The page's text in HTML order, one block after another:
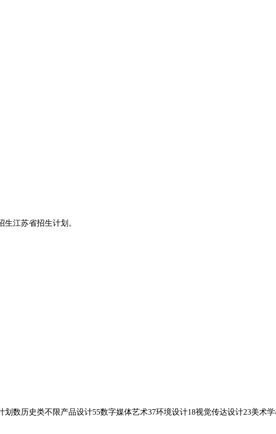
江苏省招生计划。
数历史类不限产品设计55数字媒体艺术37环境设计18视觉传达设计23美术